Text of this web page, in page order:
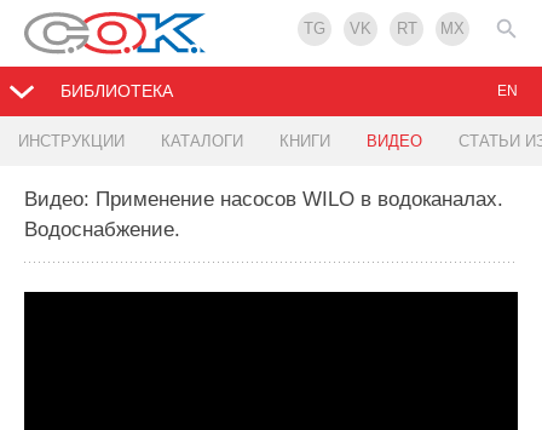
TG VK RT MX
БИБЛИОТЕКА
ИНСТРУКЦИИ КАТАЛОГИ КНИГИ ВИДЕО СТАТЬИ
EN
Видео: Применение насосов WILO в водоканалах.
Водоснабжение.